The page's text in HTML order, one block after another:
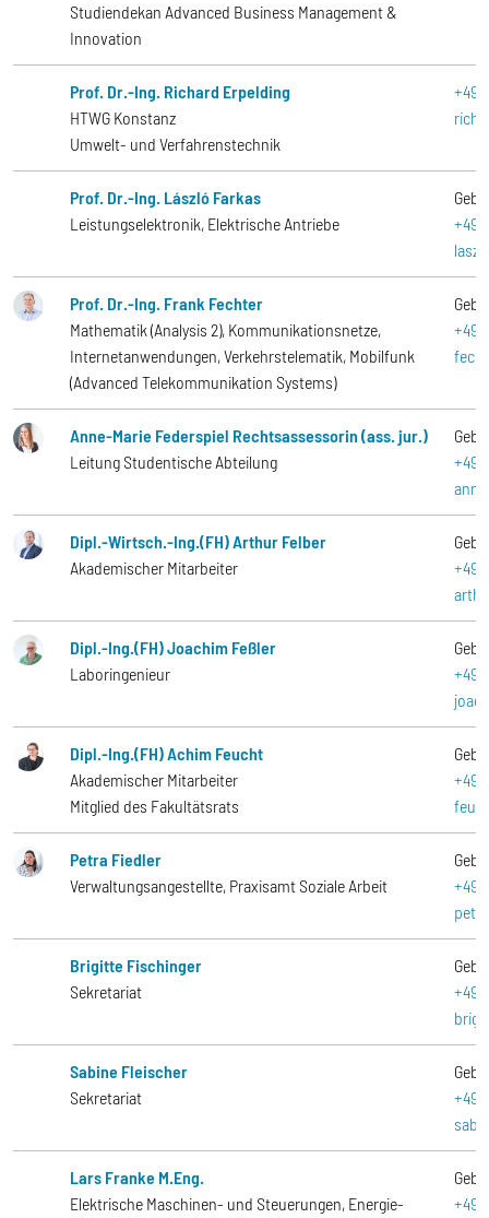
Studiendekan Advanced Business Management &
Innovation
Prof. Dr.-Ing. Richard Erpelding
HTWG Konstanz
Umwelt- und Verfahrenstechnik
+49-
Prof. Dr.-Ing. László Farkas
Leistungselektronik, Elektrische Antriebe
+49-
Prof. Dr.-Ing. Frank Fechter
Mathematik (Analysis 2), Kommunikationsnetze,
Internetanwendungen, Verkehrstelematik, Mobilfunk
(Advanced Telekommunikation Systems)
+49-
Anne-Marie Federspiel Rechtsassessorin (ass. jur.)
Leitung Studentische Abteilung
+49-
Dipl.-Wirtsch.-Ing.(FH) Arthur Felber
Akademischer Mitarbeiter
+49-
Dipl.-Ing.(FH) Joachim Feßler
Laboringenieur
+49-
Dipl.-Ing.(FH) Achim Feucht
Akademischer Mitarbeiter
Mitglied des Fakultätsrats
+49-
Petra Fiedler
Verwaltungsangestellte, Praxisamt Soziale Arbeit
+49-
Brigitte Fischinger
Sekretariat
+49-
Sabine Fleischer
Sekretariat
+49-
Lars Franke M.Eng.
Elektrische Maschinen- und Steuerungen, Energie-
+49-